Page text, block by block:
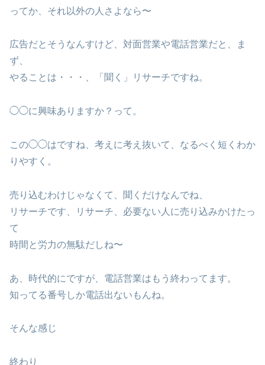
ってか、それ以外の人さよなら〜
広告だとそうなんすけど、対面営業や電話営業だと、ま
ず、
やることは・・・、「聞く」リサーチですね。
◯◯に興味ありますか？って。
この◯◯はですね、考えに考え抜いて、なるべく短くわか
りやすく。
売り込むわけじゃなくて、聞くだけなんでね、
リサーチです、リサーチ、必要ない人に売り込みかけたっ
て
時間と労力の無駄だしね〜
あ、時代的にですが、電話営業はもう終わってます。
知ってる番号しか電話出ないもんね。
そんな感じ
終わり